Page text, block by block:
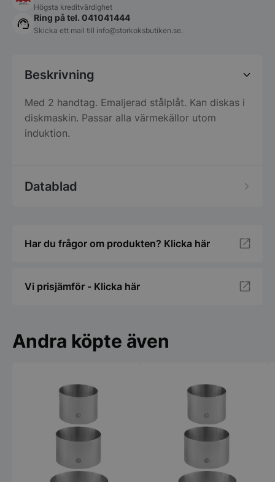
Högsta kreditvärdighet
Ring på tel. 041041444
Skicka ett mail till info@storkoksbutiken.se.
Beskrivning
Med 2 handtag. Emaljerad stålplåt. Kan diskas i
diskmaskin. Passar alla värmekällor utom
induktion.
Datablad
Har du frågor om produkten? Klicka här
Vi prisjämför - Klicka här
Andra köpte även